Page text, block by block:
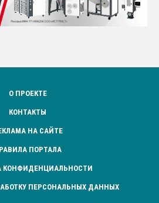
О ПРОЕКТЕ
КОНТАКТЫ
НА САЙТЕ
ПОРТАЛА
КОНФИДЕНЦИАЛЬНОСТИ
ПЕРСОНАЛЬНЫХ ДАННЫХ